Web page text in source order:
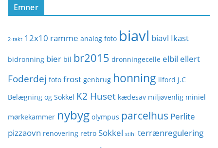
r
Emner
2-takt 12x10 ramme analog foto biavl biavl Ikast
bidronning bier bil br2015 dronningecelle elbil ellert
Foderdej foto frost genbrug honning ilford J.C
Belægning og Sokkel K2 Huset kædesav miljøvenlig miniel
mørkekammer nybyg olympus parcelhus Perlite
pizzaovn renovering retro Sokkel stihl terrænregulering